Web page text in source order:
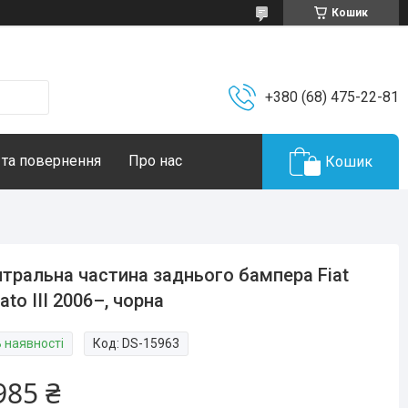
Кошик
+380 (68) 475-22-81
повернення Про нас Кошик
частина заднього бампера Fiat
III 2006–, чорна
наявності Код: DS-15963
₴